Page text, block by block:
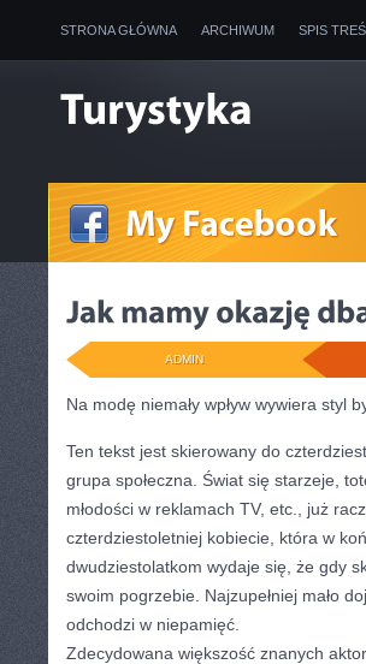
STRONA GŁÓWNA ARCHIWUM SPIS
ADMIN
Na modę niemały wpływ wywiera styl
Ten tekst jest skierowany do
grupa społeczna. Świat się starzeje,
młodości w reklamach TV, etc., już
czterdziestoletniej kobiecie, która w
dwudziestolatkom wydaje się, że gdy
swoim pogrzebie. Najzupełniej mało
odchodzi w niepamięć.
Zdecydowana większość znanych